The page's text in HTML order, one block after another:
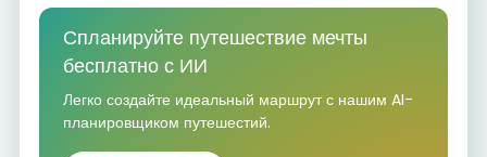
Спланируйте путешествие мечты
бесплатно с ИИ
Легко создайте идеальный маршрут с нашим AI-
планировщиком путешестий.